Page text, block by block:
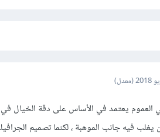
(معدل)
العموم يعتمد في الأساس على دقة الخيال
يغلب فيه جانب الموهبة ، لكنما تصميم